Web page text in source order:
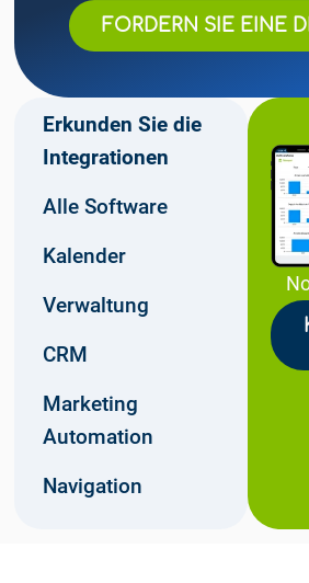
Erkunden Sie die
Integrationen
Alle Software
Kalender
Verwaltung
CRM
Marketing
Automation
Navigation
FORDERN SIE EINE